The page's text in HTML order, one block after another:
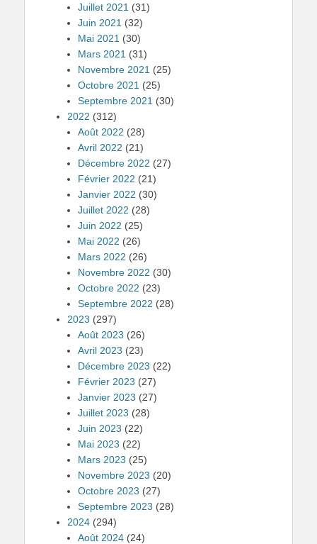
Juillet 2021 (31)
Juin 2021 (32)
Mai 2021 (30)
Mars 2021 (31)
Novembre 2021 (25)
Octobre 2021 (25)
Septembre 2021 (30)
2022 (312)
Août 2022 (28)
Avril 2022 (21)
Décembre 2022 (27)
Février 2022 (21)
Janvier 2022 (30)
Juillet 2022 (28)
Juin 2022 (25)
Mai 2022 (26)
Mars 2022 (26)
Novembre 2022 (30)
Octobre 2022 (23)
Septembre 2022 (28)
2023 (297)
Août 2023 (26)
Avril 2023 (23)
Décembre 2023 (22)
Février 2023 (27)
Janvier 2023 (27)
Juillet 2023 (28)
Juin 2023 (22)
Mai 2023 (22)
Mars 2023 (25)
Novembre 2023 (20)
Octobre 2023 (27)
Septembre 2023 (28)
2024 (294)
Août 2024 (24)